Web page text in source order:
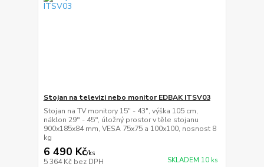
Stojan na televizi nebo monitor EDBAK ITSV03
Stojan na TV monitory 15" - 43", výška 105 cm,
náklon 29° - 45°, úložný prostor v těle stojanu
900x185x84 mm, VESA 75x75 a 100x100, nosnost 8
kg
6 490 Kč/ks
5 364 Kč bez DPH SKLADEM 10 ks